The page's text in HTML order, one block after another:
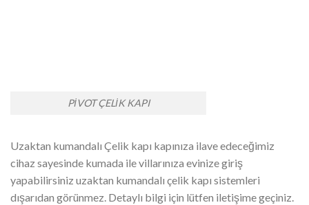
PİVOT ÇELİK KAPI
Uzaktan kumandalı Çelik kapı kapınıza ilave edeceğimiz
cihaz sayesinde kumada ile villarınıza evinize giriş
yapabilirsiniz uzaktan kumandalı çelik kapı sistemleri
dışarıdan görünmez. Detaylı bilgi için lütfen iletişime geçiniz.